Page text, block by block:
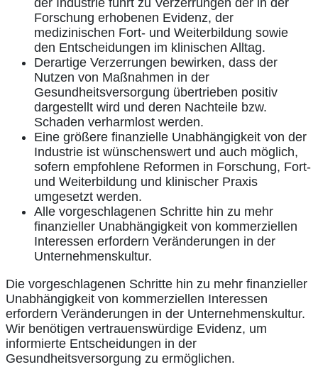
der Industrie führt zu Verzerrungen der in der
Forschung erhobenen Evidenz, der
medizinischen Fort- und Weiterbildung sowie
den Entscheidungen im klinischen Alltag.
Derartige Verzerrungen bewirken, dass der
Nutzen von Maßnahmen in der
Gesundheitsversorgung übertrieben positiv
dargestellt wird und deren Nachteile bzw.
Schaden verharmlost werden.
Eine größere finanzielle Unabhängigkeit von der
Industrie ist wünschenswert und auch möglich,
sofern empfohlene Reformen in Forschung, Fort-
und Weiterbildung und klinischer Praxis
umgesetzt werden.
Alle vorgeschlagenen Schritte hin zu mehr
finanzieller Unabhängigkeit von kommerziellen
Interessen erfordern Veränderungen in der
Unternehmenskultur.
Die vorgeschlagenen Schritte hin zu mehr finanzieller
Unabhängigkeit von kommerziellen Interessen
erfordern Veränderungen in der Unternehmenskultur.
Wir benötigen vertrauenswürdige Evidenz, um
informierte Entscheidungen in der
Gesundheitsversorgung zu ermöglichen.